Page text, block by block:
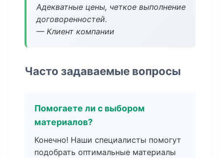
Адекватные цены, четкое выполнение
договоренностей.
— Клиент компании
Часто задаваемые вопросы
Помогаете ли с выбором
материалов?
Конечно! Наши специалисты помогут
подобрать оптимальные материалы